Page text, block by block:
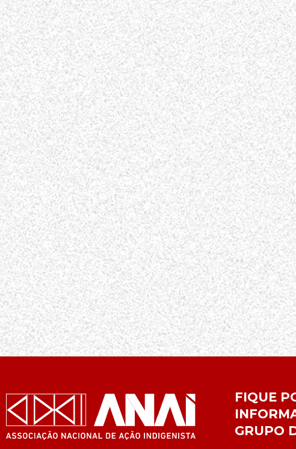
FIQUE
GRUPO